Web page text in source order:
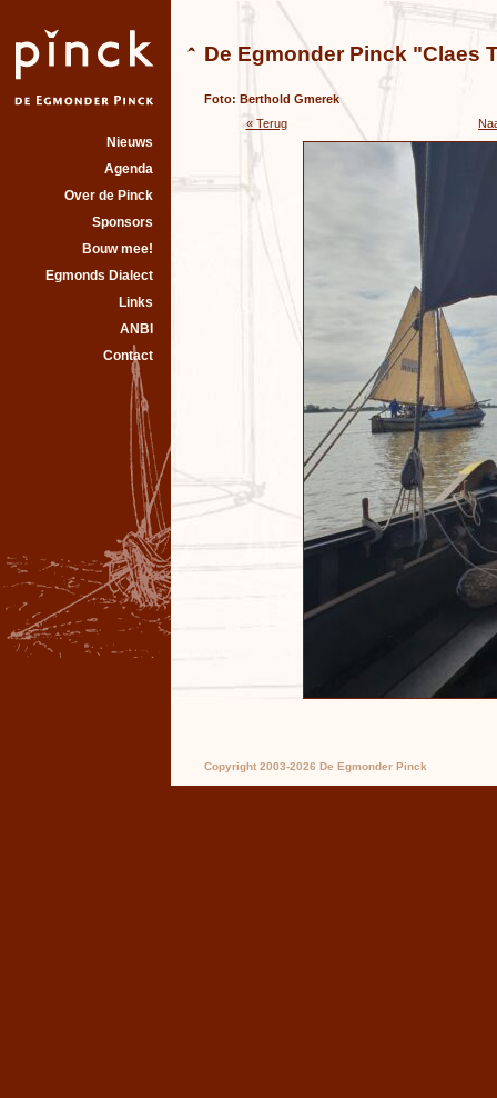
Nieuws
Agenda
Over de Pinck
Sponsors
Bouw mee!
Egmonds Dialect
Links
ANBI
Contact
De Egmonder Pinck "Claes
Foto: Berthold Gmerek
« Terug
Copyright 2003-2026 De Egmonder Pinck